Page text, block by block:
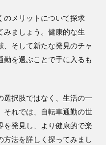
のメリットについて探求
みましょう。健康的な生
そして新たな発見のチャ
勤を選ぶことで手に入るも
選択肢ではなく、生活の一
それでは、自転車通勤の世
を発見し、より健康的で楽
方法を詳しく探ってみまし